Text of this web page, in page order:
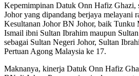
Kepemimpinan Datuk Onn Hafiz Ghazi,
Johor yang dipandang berjaya melayani
Kesultanan Johor BN Johor, baik Tunku
Ismail ibni Sultan Ibrahim maupun
sebagai Sultan Negeri Johor, Sultan
Pertuan Agong Malaysia ke 17.
Maknanya, kinerja Datuk Onn Hafiz